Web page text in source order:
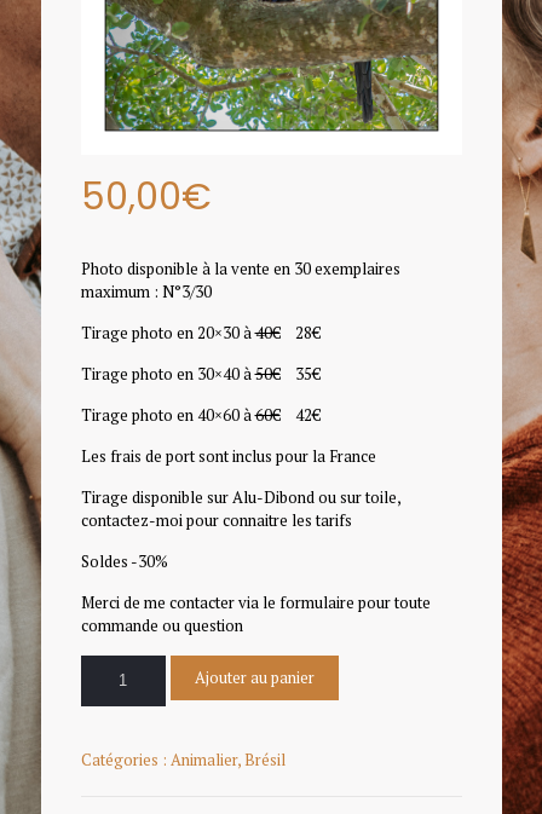
50,00€
Photo disponible à la vente en 30 exemplaires
maximum : N°3/30
Tirage photo en 20×30 à40€28€
Tirage photo en 30×40 à50€35€
Tirage photo en 40×60 à60€42€
Les frais de port sont inclus pour la France
Tirage disponible sur Alu-Dibond ou sur toile,
contactez-moi pour connaitre les tarifs
Soldes -30%
Merci de me contacter via le formulaire pour toute
commande ou question
Ajouter au panier
Catégories : Animalier,Brésil